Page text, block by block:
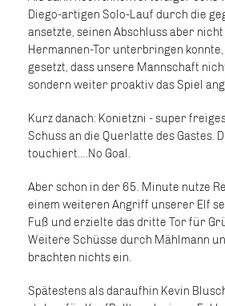
Diego-artigen Solo-Lauf durch die
ansetzte, seinen Abschluss aber
Hermannen-Tor unterbringen
gesetzt, dass unsere Mannschaft
sondern weiter proaktiv das Spiel
Kurz danach: Konietzni - super
Schuss an die Querlatte des Gastes.
touchiert….No Goal.
Aber schon in der 65. Minute nutze
einem weiteren Angriff unserer Elf
Fuß und erzielte das dritte Tor für
Weitere Schüsse durch Mählmann
brachten nichts ein.
Spätestens als daraufhin Kevin